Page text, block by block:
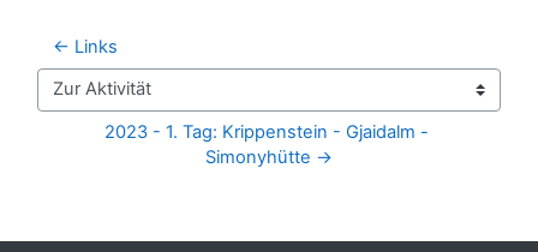
← Links
Zur Aktivität
2023 - 1. Tag: Krippenstein - Gjaidalm -
Simonyhütte →
Ergänzungsblöcke